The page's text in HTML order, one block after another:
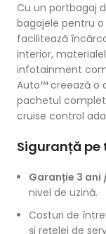
Cu un portbagaj
bagajele pentru
facilitează
interior,
infotainment
Auto™ creează o
pachetul complet
cruise control
Siguranță pe
Garanție 3 ani
nivel de uzină.
Costuri de
și rețelei de